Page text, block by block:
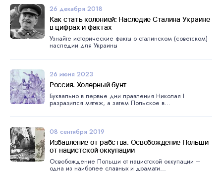
26 декабря 2018
Как стать колонией: Наследие Сталина Украине
в цифрах и фактах
Узнайте исторические факты о сталинском (советском)
наследии для Украины
26 июня 2023
Россия. Холерный бунт
Буквально в первые дни правления Николая I
разразился мятеж, а затем Польское в...
08 сентября 2019
Избавление от рабства. Освобождение Польши
от нацистской оккупации
Освобождение Польши от нацистской оккупации –
одна из наиболее славных и драмати...